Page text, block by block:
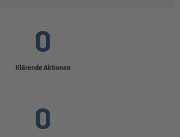
Klärende Aktionen
0
0